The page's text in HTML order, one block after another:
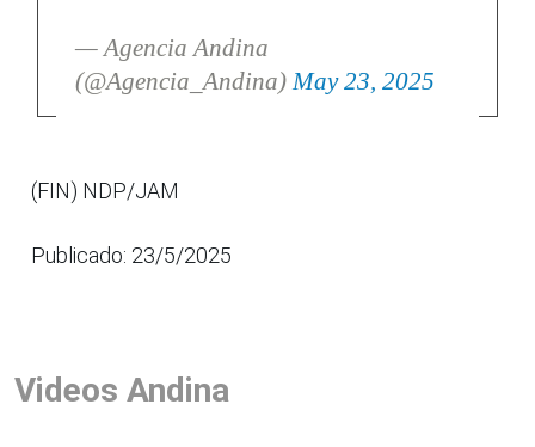
— Agencia Andina
(@Agencia_Andina)May 23, 2025
(FIN) NDP/JAM
Publicado: 23/5/2025
Videos Andina